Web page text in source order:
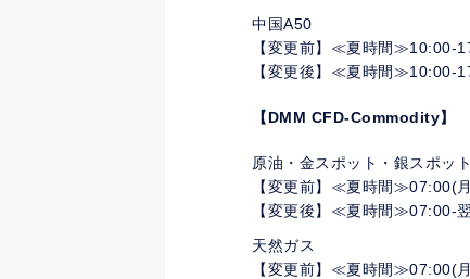
中国A50
【変更前】≪夏時間
【変更後】≪夏時間
【DMM CFD-Commodity】
原油・金スポット・銀スポット
【変更前】≪夏時間
【変更後】≪夏時間
天然ガス
【変更前】≪夏時間